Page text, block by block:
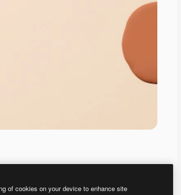
of cookies on your device to enhance site